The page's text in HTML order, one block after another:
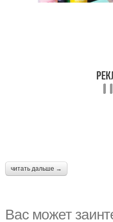
Разноцветный дизайн
читать дальше →
Вас может